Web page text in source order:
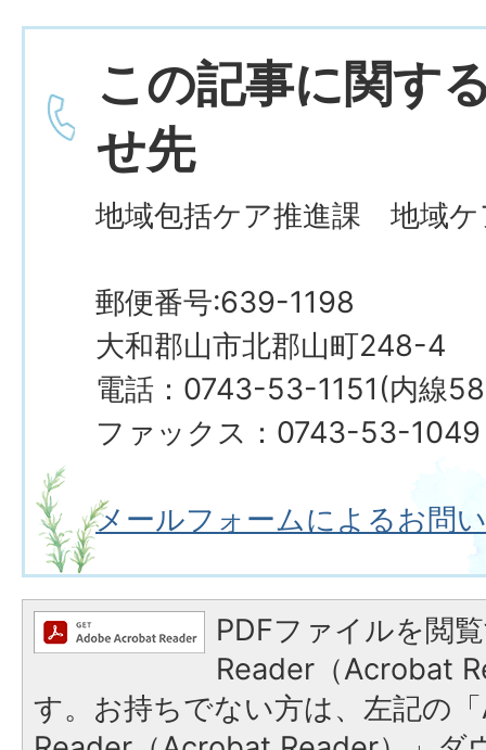
この記事に関す
せ先
地域包括ケア推進課 地域ケ
郵便番号:639-1198
大和郡山市北郡山町248-4
電話：0743-53-1151(内線
ファックス：0743-53-1049
メールフォームによるお問
PDFファイルを閲
Reader（Acrobat
す。お持ちでない方は、左記の